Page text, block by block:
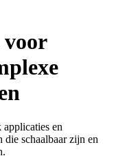
voor
en
schaalbaar zijn en